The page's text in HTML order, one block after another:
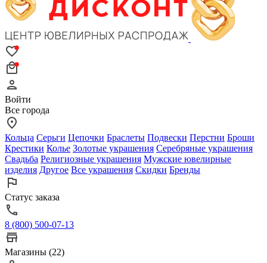
Войти
Все города
Кольца Серьги Цепочки Браслеты Подвески Перстни Броши
Крестики Колье Золотые украшения Серебряные украшения
Свадьба Религиозные украшения Мужские ювелирные
изделия Другое Все украшения Скидки Бренды
Статус заказа
8 (800) 500-07-13
Магазины (22)